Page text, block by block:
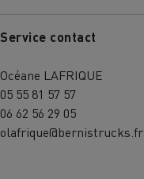
Service contact
Océane LAFRIQUE
05 55 81 57 57
06 62 56 29 05
olafrique@bernistrucks.fr